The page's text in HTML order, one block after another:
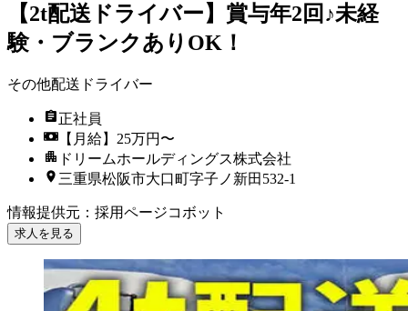
【2t配送ドライバー】賞与年2回♪未経
験・ブランクありOK！
その他配送ドライバー
正社員
【月給】25万円〜
ドリームホールディングス株式会社
三重県松阪市大口町字子ノ新田532-1
情報提供元 ： 採用ページコボット
求人を見る